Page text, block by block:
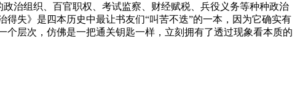
治组织、百官职权、考试监察、财经赋税、兵役义务等种种政治
失》是四本历史中最让书友们“叫苦不迭”的一本，因为它确实有
层次，仿佛是一把通关钥匙一样，立刻拥有了透过现象看本质的